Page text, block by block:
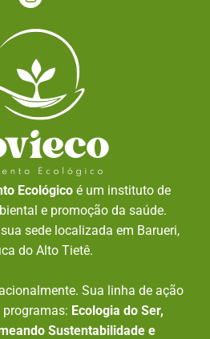
Ecológico é um instituto de
e promoção da saúde.
sede localizada em Barueri,
do Alto Tietê.
Sua linha de ação
Ecologia do Ser,
Sustentabilidade e